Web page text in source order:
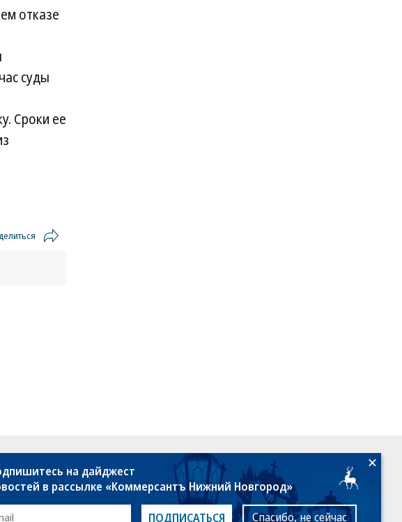
отказе
суды
Сроки ее
информацияна дайджест
в рассылке «Коммерсантъ Нижний Новгород»
ПОДПИСАТЬСЯ Спасибо, не сейчас